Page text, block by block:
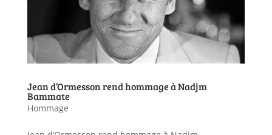
Jean d’Ormesson rend hommage à Nadjm
Bammate
Hommage